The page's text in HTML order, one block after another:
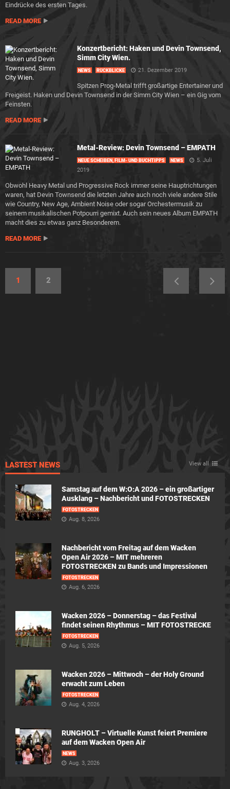
Eindrücke des ersten Tages.
READ MORE
Konzertbericht: Haken und Devin Townsend,
Simm City Wien.
NEWS RÜCKBLICKE 21. Dezember 2019
Spitzen Prog-Metal trifft großartige Entertainer und
Freigeist. Haken und Devin Townsend in der Simm City Wien – ein Gig vom
Feinsten.
READ MORE
Metal-Review: Devin Townsend – EMPATH
NEUE SCHEIBEN, FILM- UND BUCHTIPPS NEWS
5. Juli
2019
Obwohl Heavy Metal und Progressive Rock immer seine Hauptrichtungen
waren, hat Devin Townsend die letzten Jahre auch noch viele andere Stile
wie Country, New Age, Ambient Noise oder sogar Orchestermusik zu
seinem musikalischen Potpourri gemixt. Auch sein neues Album EMPATH
macht dies zu etwas ganz Besonderem.
READ MORE
1 2
LASTEST NEWS View all
Samstag auf dem W:O:A 2026 – ein großartiger
Ausklang – Nachbericht und FOTOSTRECKEN
FOTOSTRECKEN
Aug. 8, 2026
Nachbericht vom Freitag auf dem Wacken
Open Air 2026 – MIT mehreren
FOTOSTRECKEN zu Bands und Impressionen
FOTOSTRECKEN
Aug. 6, 2026
Wacken 2026 – Donnerstag – das Festival
findet seinen Rhythmus – MIT FOTOSTRECKE
FOTOSTRECKEN
Aug. 5, 2026
Wacken 2026 – Mittwoch – der Holy Ground
erwacht zum Leben
FOTOSTRECKEN
Aug. 4, 2026
RUNGHOLT – Virtuelle Kunst feiert Premiere
auf dem Wacken Open Air
NEWS
Aug. 3, 2026